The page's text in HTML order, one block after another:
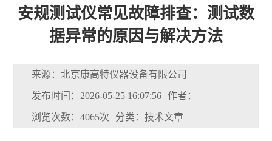
安规测试仪常见故障排查：测试数
据异常的原因与解决方法
来源：北京康高特仪器设备有限公司
发布时间：2026-05-25 16:07:56 作者：
浏览次数：4065次 分类：技术文章